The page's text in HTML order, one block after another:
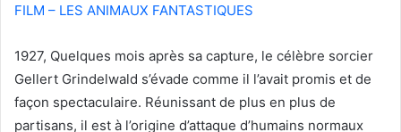
FILM – LES ANIMAUX FANTASTIQUES
1927, Quelques mois après sa capture, le célèbre sorcier
Gellert Grindelwald s’évade comme il l’avait promis et de
façon spectaculaire. Réunissant de plus en plus de
partisans, il est à l’origine d’attaque d’humains normaux